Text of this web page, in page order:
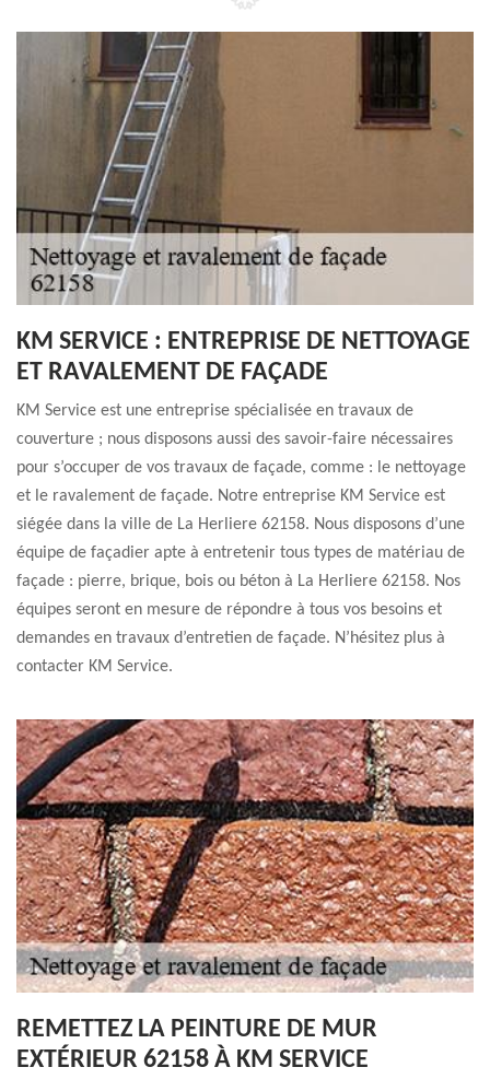
KM SERVICE : ENTREPRISE DE NETTOYAGE
ET RAVALEMENT DE FAÇADE
KM Service est une entreprise spécialisée en travaux de
couverture ; nous disposons aussi des savoir-faire nécessaires
pour s’occuper de vos travaux de façade, comme : le nettoyage
et le ravalement de façade. Notre entreprise KM Service est
siégée dans la ville de La Herliere 62158. Nous disposons d’une
équipe de façadier apte à entretenir tous types de matériau de
façade : pierre, brique, bois ou béton à La Herliere 62158. Nos
équipes seront en mesure de répondre à tous vos besoins et
demandes en travaux d’entretien de façade. N’hésitez plus à
contacter KM Service.
REMETTEZ LA PEINTURE DE MUR
EXTÉRIEUR 62158 À KM SERVICE